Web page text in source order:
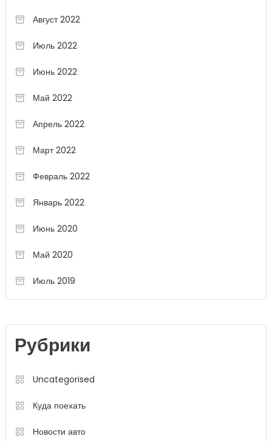
Август 2022
Июль 2022
Июнь 2022
Май 2022
Апрель 2022
Март 2022
Февраль 2022
Январь 2022
Июнь 2020
Май 2020
Июль 2019
Рубрики
Uncategorised
Куда поехать
Новости авто